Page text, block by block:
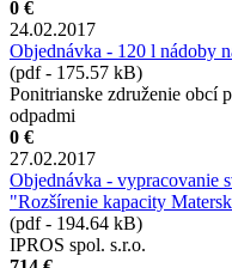
0 €
24.02.2017
Objednávka - 120 l nádoby
(pdf - 175.57 kB)
Ponitrianske združenie obcí
odpadmi
0 €
27.02.2017
Objednávka - vypracovanie
"Rozšírenie kapacity
(pdf - 194.64 kB)
IPROS spol. s.r.o.